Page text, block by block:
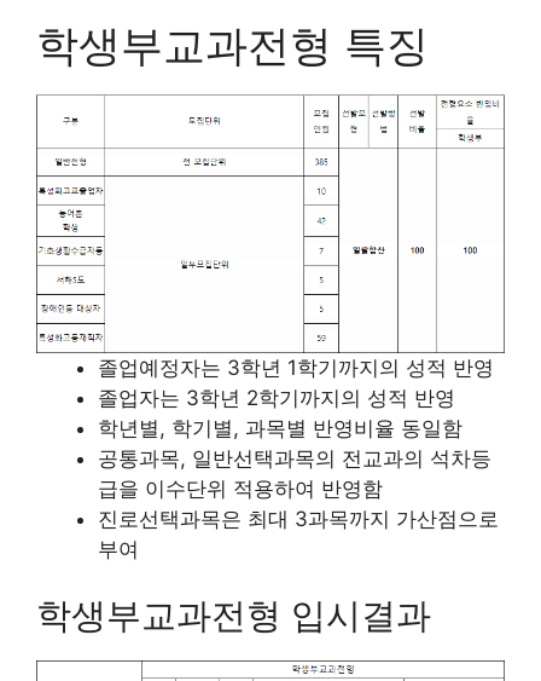
학생부교과전형 특징
졸업예정자는 3학년 1학기까지의 성적 반영
졸업자는 3학년 2학기까지의 성적 반영
학년별, 학기별, 과목별 반영비율 동일함
공통과목, 일반선택과목의 전교과의 석차등
급을 이수단위 적용하여 반영함
진로선택과목은 최대 3과목까지 가산점으로
부여
학생부교과전형 입시결과